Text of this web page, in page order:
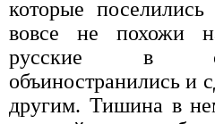
которые
вовсе не похожи
русские в
объиностранились и
другим. Тишина в